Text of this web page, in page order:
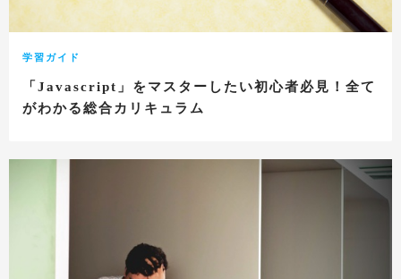
学習ガイド
「Javascript」をマスターしたい初心者必見！全て
がわかる総合カリキュラム